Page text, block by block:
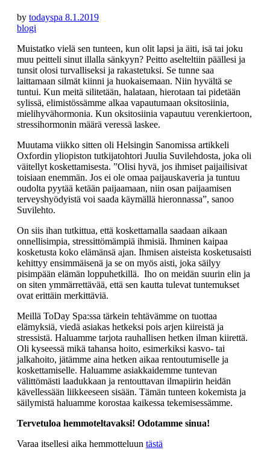
by todayspa 8.1.2019
blogi
Muistatko vielä sen tunteen, kun olit lapsi ja äiti, isä tai joku
muu peitteli sinut illalla sänkyyn? Peitto aselteltiin päällesi ja
tunsit olosi turvalliseksi ja rakastetuksi. Se tunne saa
laittamaan silmät kiinni ja huokaisemaan. Niin hyvältä se
tuntui. Kun meitä silitetään, halataan, hierotaan tai pidetään
sylissä, elimistössämme alkaa vapautumaan oksitosiinia,
mielihyvähormonia. Kun oksitosiinia vapautuu verenkiertoon,
stressihormonin määrä veressä laskee.
Muutama viikko sitten oli Helsingin Sanomissa artikkeli
Oxfordin yliopiston tutkijatohtori Juulia Suvilehdosta, joka oli
väitellyt koskettamisesta. ”Olisi hyvä, jos ihmiset paijailisivat
toisiaan enemmän. Jos ei ole omaa paijauskaveria ja tuntuu
oudolta pyytää ketään paijaamaan, niin osan paijaamisen
terveyshyödyistä voi saada käymällä hieronnassa”, sanoo
Suvilehto.
On siis ihan tutkittua, että koskettamalla saadaan aikaan
onnellisimpia, stressittömämpiä ihmisiä. Ihminen kaipaa
kosketusta koko elämänsä ajan. Ihmisen aisteista kosketusaisti
kehittyy ensimmäisenä ja se on myös aisti, joka säilyy
pisimpään elämän loppuhetkillä. Iho on meidän suurin elin ja
on siten ymmärrettävää, että sen kautta tulevat tuntemukset
ovat erittäin merkittäviä.
Meillä ToDay Spa:ssa tärkein tehtävämme on tuottaa
elämyksiä, viedä asiakas hetkeksi pois arjen kiireistä ja
stressistä. Haluamme tarjota rauhallisen hetken ilman kiirettä.
Oli kyseessä mikä tahansa hoito, esimerkiksi kasvo- tai
jalkahoito, jätämme aina hetken aikaa rentoutumiselle ja
koskettamiselle. Haluamme asiakkaidemme tuntevan
välittömästi laadukkaan ja rentouttavan ilmapiirin heidän
kävellessään liikkeeseen sisään. Tämän tunteen kokemista ja
säilymistä haluamme korostaa kaikessa tekemisessämme.
Tervetuloa hemmoteltavaksi! Odotamme sinua!
Varaa itsellesi aika hemmotteluun tästä